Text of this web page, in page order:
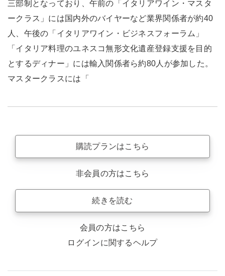
三部制となっており、午前の「イタリアワイン・マスタ
ークラス」には国内外のバイヤーなど業界関係者が約40
人、午後の「イタリアワイン・ビジネスフォーラム」
「イタリア料理のユネスコ無形文化遺産登録支援を目的
とするディナー」には輸入関係者ら約80人が参加した。
マスタークラスには「
購読プランはこちら
非会員の方はこちら
続きを読む
会員の方はこちら
ログインに関するヘルプ